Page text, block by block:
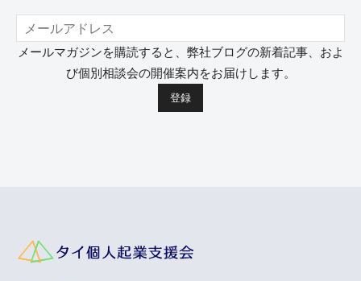
メールマガジンを購読すると、弊社ブログの新着記事、およ
び個別相談会の開催案内をお届けします。